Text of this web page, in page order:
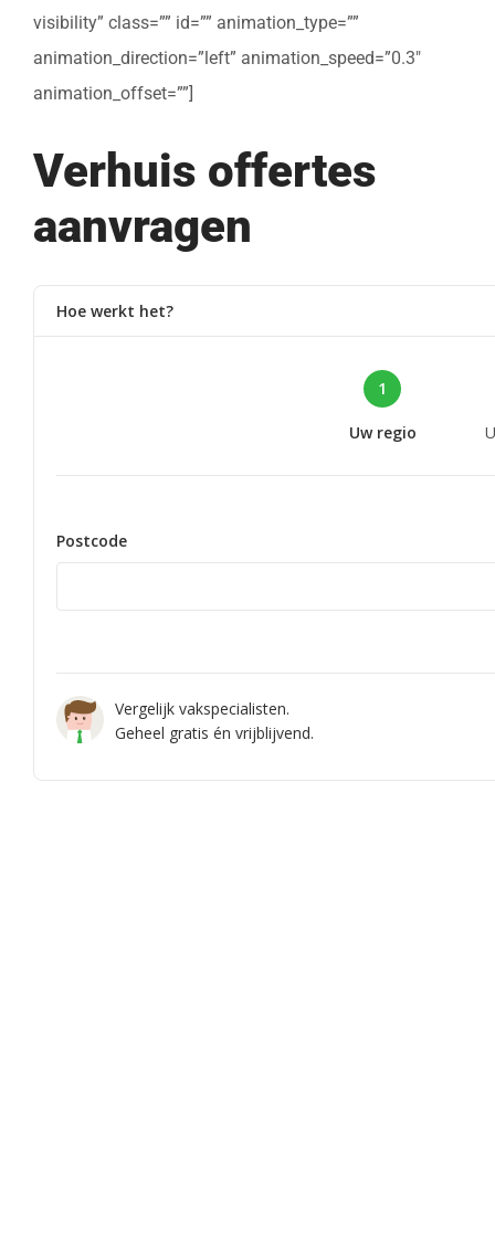
visibility” class=”” id=”” animation_type=””
animation_direction=”left” animation_speed=”0.3″
animation_offset=””]
Verhuis offertes
aanvragen